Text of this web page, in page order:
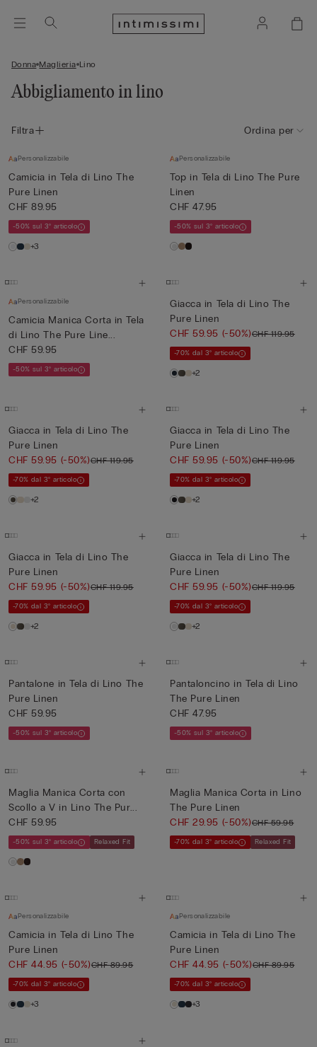
Donna Maglieria Lino
Abbigliamento in lino
Filtra Ordina per
Personalizzabile
Camicia in Tela di Lino The
Pure Linen
CHF 89.95
-50% sul 3° articolo
+3
Personalizzabile
Top in Tela di Lino The Pure
Linen
CHF 47.95
-50% sul 3° articolo
Personalizzabile
Camicia Manica Corta in Tela
di Lino The Pure Line...
CHF 59.95
-50% sul 3° articolo
Giacca in Tela di Lino The
Pure Linen
CHF 59.95 (-50%)CHF 119.95
-70% dal 3° articolo
+2
Giacca in Tela di Lino The
Pure Linen
CHF 59.95 (-50%)CHF 119.95
-70% dal 3° articolo
+2
Giacca in Tela di Lino The
Pure Linen
CHF 59.95 (-50%)CHF 119.95
-70% dal 3° articolo
+2
Giacca in Tela di Lino The
Pure Linen
CHF 59.95 (-50%)CHF 119.95
-70% dal 3° articolo
+2
Giacca in Tela di Lino The
Pure Linen
CHF 59.95 (-50%)CHF 119.95
-70% dal 3° articolo
+2
Pantalone in Tela di Lino The
Pure Linen
CHF 59.95
-50% sul 3° articolo
Pantaloncino in Tela di Lino
The Pure Linen
CHF 47.95
-50% sul 3° articolo
Maglia Manica Corta con
Scollo a V in Lino The Pur...
CHF 59.95
-50% sul 3° articolo Relaxed Fit
Maglia Manica Corta in Lino
The Pure Linen
CHF 29.95 (-50%)CHF 59.95
-70% dal 3° articolo Relaxed Fit
Personalizzabile
Camicia in Tela di Lino The
Pure Linen
CHF 44.95 (-50%)CHF 89.95
-70% dal 3° articolo
+3
Personalizzabile
Camicia in Tela di Lino The
Pure Linen
CHF 44.95 (-50%)CHF 89.95
-70% dal 3° articolo
+3